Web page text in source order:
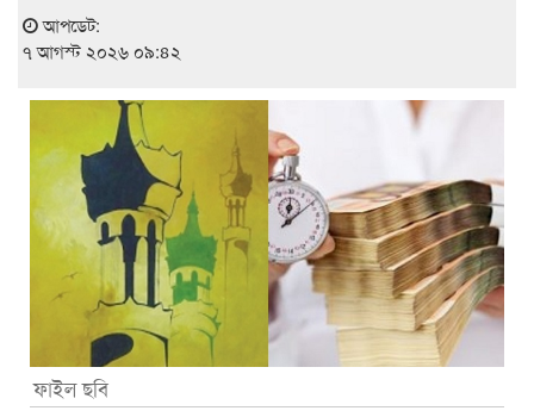
আপডেট:
৭ আগস্ট ২০২৬ ০৯:৪২
ফাইল ছবি